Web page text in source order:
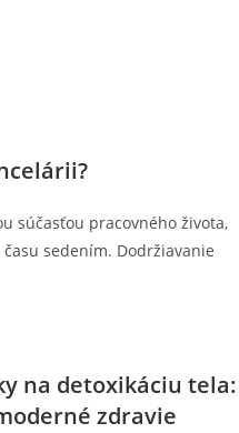
súčasťou pracovného života,
sedením. Dodržiavanie
na detoxikáciu tela:
zdravie